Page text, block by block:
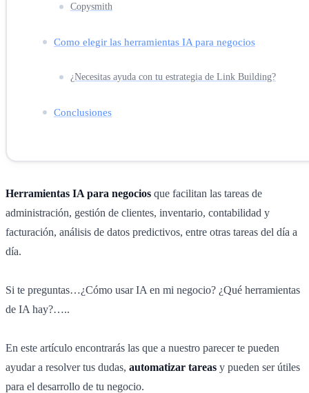
Copysmith
Como elegir las herramientas IA para negocios
¿Necesitas ayuda con tu estrategia de Link Building?
Conclusiones
Herramientas IA para negocios que facilitan las tareas de
administración, gestión de clientes, inventario, contabilidad y
facturación, análisis de datos predictivos, entre otras tareas del día a
día.
Si te preguntas…¿Cómo usar IA en mi negocio? ¿Qué herramientas
de IA hay?…..
En este artículo encontrarás las que a nuestro parecer te pueden
ayudar a resolver tus dudas, automatizar tareas y pueden ser útiles
para el desarrollo de tu negocio.